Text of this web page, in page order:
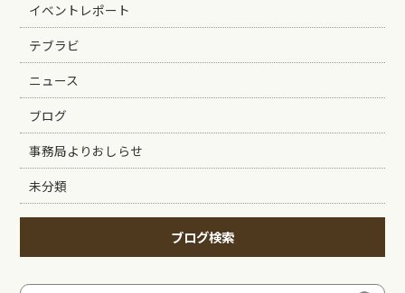
イベントレポート
テブラビ
ニュース
ブログ
事務局よりおしらせ
未分類
ブログ検索